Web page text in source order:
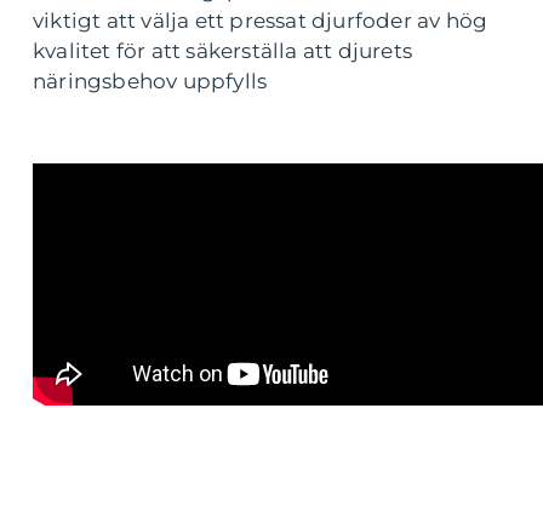
viktigt att välja ett pressat djurfoder av hög
kvalitet för att säkerställa att djurets
näringsbehov uppfylls